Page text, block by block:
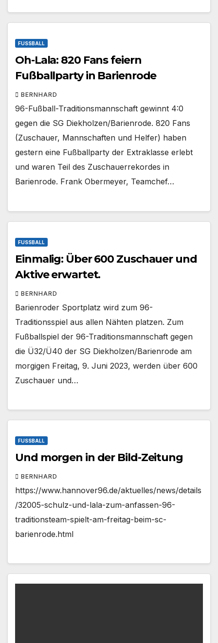
FUSSBALL
Oh-Lala: 820 Fans feiern
Fußballparty in Barienrode
BERNHARD
96-Fußball-Traditionsmannschaft gewinnt 4:0
gegen die SG Diekholzen/Barienrode. 820 Fans
(Zuschauer, Mannschaften und Helfer) haben
gestern eine Fußballparty der Extraklasse erlebt
und waren Teil des Zuschauerrekordes in
Barienrode. Frank Obermeyer, Teamchef…
FUSSBALL
Einmalig: Über 600 Zuschauer und
Aktive erwartet.
BERNHARD
Barienroder Sportplatz wird zum 96-
Traditionsspiel aus allen Nähten platzen. Zum
Fußballspiel der 96-Traditionsmannschaft gegen
die Ü32/Ü40 der SG Diekholzen/Barienrode am
morgigen Freitag, 9. Juni 2023, werden über 600
Zuschauer und…
FUSSBALL
Und morgen in der Bild-Zeitung
BERNHARD
https://www.hannover96.de/aktuelles/news/details
/32005-schulz-und-lala-zum-anfassen-96-
traditionsteam-spielt-am-freitag-beim-sc-
barienrode.html